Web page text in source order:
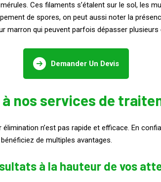
Ces filaments s’étalent sur le sol, les
de spores, on peut aussi noter la
marron qui peuvent parfois dépasser
Demander Un Devis
nos services de
n’est pas rapide et efficace. En
de multiples avantages.
à la hauteur de vos